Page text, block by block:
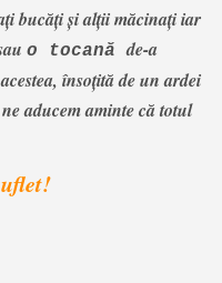
bucăți și alții măcinați iar
o tocană
de-a
însoțită de un ardei
aducem aminte că totul